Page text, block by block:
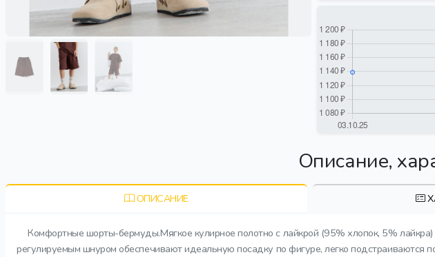
Описание,
ОПИСАНИЕ
Комфортные шорты-бермуды.Мягкое кулирное полотно с лайкрой (95% хлопок, 5%
регулируемым шнуром обеспечивают идеальную посадку по фигуре, легко